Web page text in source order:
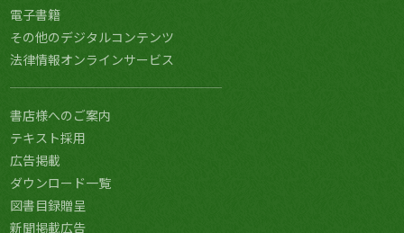
電子書籍
その他のデジタルコンテンツ
法律情報オンラインサービス
書店様へのご案内
テキスト採用
広告掲載
ダウンロード一覧
図書目録贈呈
新聞掲載広告